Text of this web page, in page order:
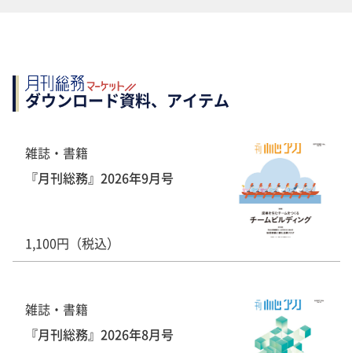
ダウンロード資料、アイテム
雑誌・書籍
『月刊総務』2026年9月号
1,100円（税込）
雑誌・書籍
『月刊総務』2026年8月号